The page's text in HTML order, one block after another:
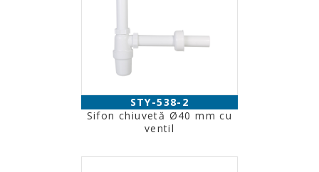
STY-538-2
Sifon chiuvetă Ø40 mm cu
ventil